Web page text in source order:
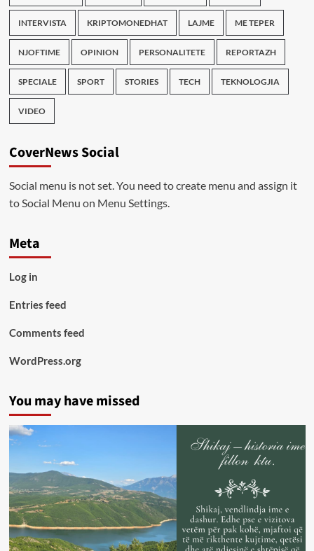
INTERVISTA KRIPTOMONEDHAT LAJME ME TEPER
NJOFTIME OPINION PERSONALITETE REPORTAZH
SPECIALE SPORT STORIES TECH TEKNOLOGJIA
VIDEO
CoverNews Social
Social menu is not set. You need to create menu and assign it
to Social Menu on Menu Settings.
Meta
Log in
Entries feed
Comments feed
WordPress.org
You may have missed